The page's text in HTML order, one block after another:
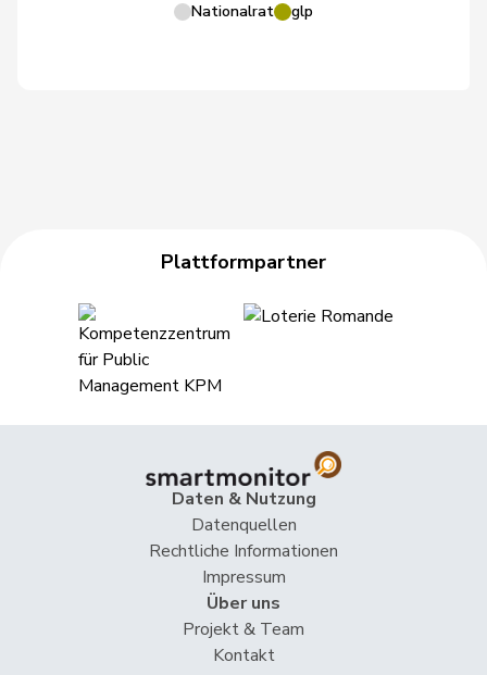
Nationalrat glp
Plattformpartner
Daten & Nutzung
Datenquellen
Rechtliche Informationen
Impressum
Über uns
Projekt & Team
Kontakt